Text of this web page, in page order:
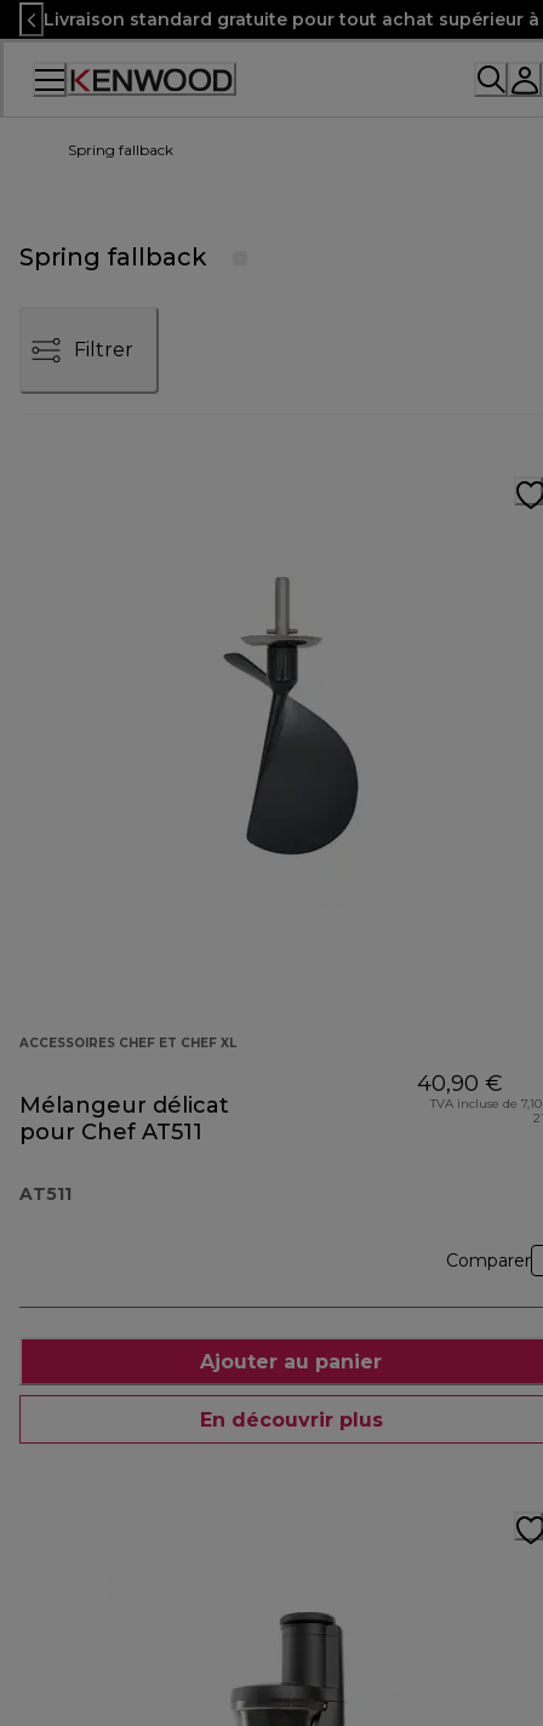
Skip
to
Content
Livraison standard gratuite pour tout achat supérieur
Accessibility
Spring fallback
Spring fallback
Filtrer
ACCESSOIRES CHEF ET CHEF XL
Mélangeur délicat
pour Chef AT511
AT511
40,90 €
TVA incluse de
Comparer
Ajouter au panier
En découvrir plus